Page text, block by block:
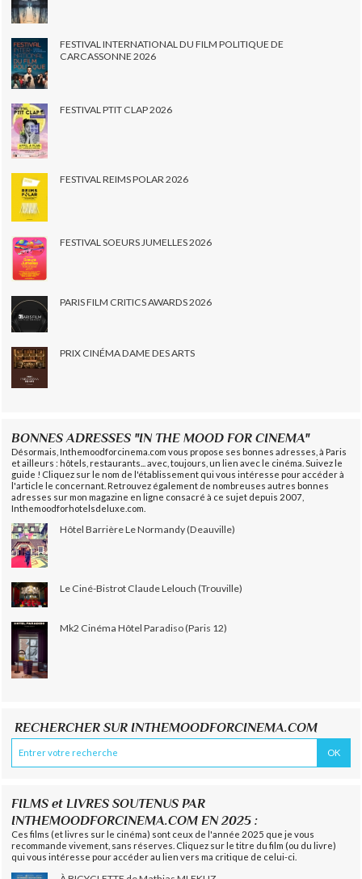
FESTIVAL INTERNATIONAL DU FILM POLITIQUE DE
CARCASSONNE 2026
FESTIVAL PTIT CLAP 2026
FESTIVAL REIMS POLAR 2026
FESTIVAL SOEURS JUMELLES 2026
PARIS FILM CRITICS AWARDS 2026
PRIX CINÉMA DAME DES ARTS
BONNES ADRESSES "IN THE MOOD FOR CINEMA"
Désormais, Inthemoodforcinema.com vous propose ses bonnes adresses, à Paris
et ailleurs : hôtels, restaurants... avec, toujours, un lien avec le cinéma. Suivez le
guide ! Cliquez sur le nom de l'établissement qui vous intéresse pour accéder à
l'article le concernant. Retrouvez également de nombreuses autres bonnes
adresses sur mon magazine en ligne consacré à ce sujet depuis 2007,
Inthemoodforhotelsdeluxe.com.
Hôtel Barrière Le Normandy (Deauville)
Le Ciné-Bistrot Claude Lelouch (Trouville)
Mk2 Cinéma Hôtel Paradiso (Paris 12)
RECHERCHER SUR INTHEMOODFORCINEMA.COM
FILMS et LIVRES SOUTENUS PAR
INTHEMOODFORCINEMA.COM EN 2025 :
Ces films (et livres sur le cinéma) sont ceux de l'année 2025 que je vous
recommande vivement, sans réserves. Cliquez sur le titre du film (ou du livre)
qui vous intéresse pour accéder au lien vers ma critique de celui-ci.